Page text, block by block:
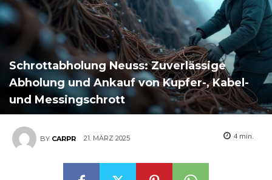
Schrottabholung Neuss: Zuverlässige
Abholung und Ankauf von Kupfer-, Kabel-
und Messingschrott
BY CARPR 21. MÄRZ 2025 4 min.